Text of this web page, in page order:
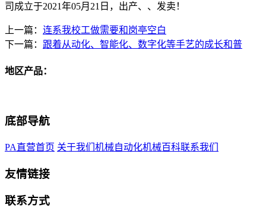
司成立于2021年05月21日，出产、、发卖！
上一篇： 连系我校工做需要和岗亭空白
下一篇： 跟着从动化、智能化、数字化等手艺的成长和普
地区产品：
底部导航
PA直营首页 关于我们 机械自动化机械百科联系我们
友情链接
联系方式